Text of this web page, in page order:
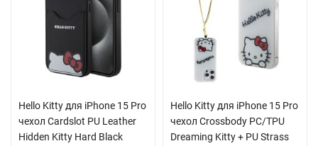
Hello Kitty для iPhone 15 Pro
чехол Cardslot PU Leather
Hidden Kitty Hard Black
Hello Kitty для iPhone 15 Pro
чехол Crossbody PC/TPU
Dreaming Kitty + PU Strass